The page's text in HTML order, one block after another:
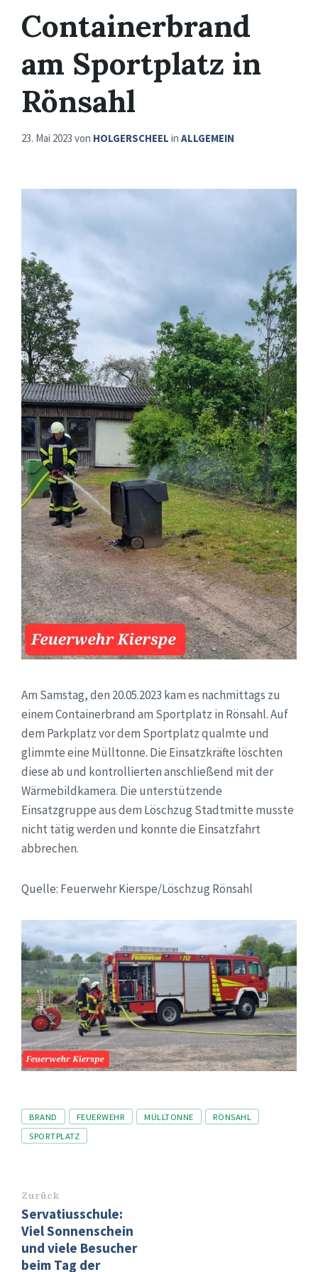
Containerbrand
am Sportplatz in
Rönsahl
23. Mai 2023 von HOLGERSCHEEL in ALLGEMEIN
Am Samstag, den 20.05.2023 kam es nachmittags zu
einem Containerbrand am Sportplatz in Rönsahl. Auf
dem Parkplatz vor dem Sportplatz qualmte und
glimmte eine Mülltonne. Die Einsatzkräfte löschten
diese ab und kontrollierten anschließend mit der
Wärmebildkamera. Die unterstützende
Einsatzgruppe aus dem Löschzug Stadtmitte musste
nicht tätig werden und konnte die Einsatzfahrt
abbrechen.
Quelle: Feuerwehr Kierspe/Löschzug Rönsahl
Tags
BRAND FEUERWEHR MÜLLTONNE
RÖNSAHL
SPORTPLATZ
Zurück
Servatiusschule:
Viel Sonnenschein
und viele Besucher
beim Tag der